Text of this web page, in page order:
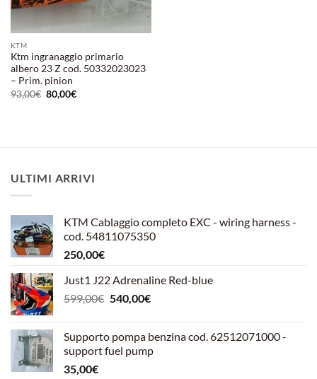
KTM
Ktm ingranaggio primario
albero 23 Z cod. 50332023023
– Prim. pinion
93,00€ Il
prezzo
80,00€Il
ULTIMI ARRIVI
KTM Cablaggio completo EXC - wiring harness -
cod. 54811075350
250,00€
Just1 J22 Adrenaline Red-blue
599,00€ Il
era:
599,00€.
540,00€Il
è:
540,00€.
Supporto pompa benzina cod. 62512071000 -
support fuel pump
35,00€